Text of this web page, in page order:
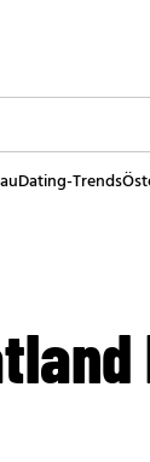
Dating-Trends